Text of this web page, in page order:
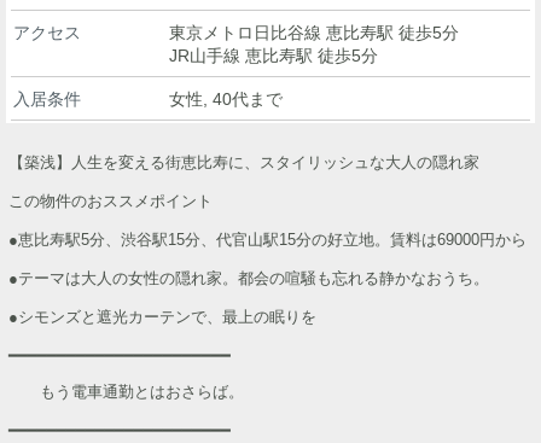
アクセス
東京メトロ日比谷線 恵比寿駅 徒歩5分
JR山手線 恵比寿駅 徒歩5分
入居条件 女性, 40代まで
【築浅】人生を変える街恵比寿に、スタイリッシュな大人の隠れ家
この物件のおススメポイント
●恵比寿駅5分、渋谷駅15分、代官山駅15分の好立地。賃料は69000円から
●テーマは大人の女性の隠れ家。都会の喧騒も忘れる静かなおうち。
●シモンズと遮光カーテンで、最上の眠りを
━━━━━━━━━━━━━━━━━━━━━━━
もう電車通勤とはおさらば。
━━━━━━━━━━━━━━━━━━━━━━━